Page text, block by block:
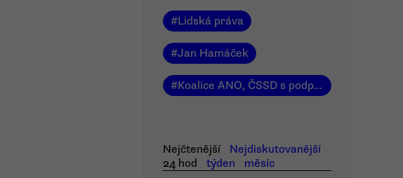
#Lidská práva
#Jan Hamáček
#Koalice ANO, ČSSD s podporou KSČM
Nejčtenější
Nejdiskutovanější
24 hod
týden
měsíc